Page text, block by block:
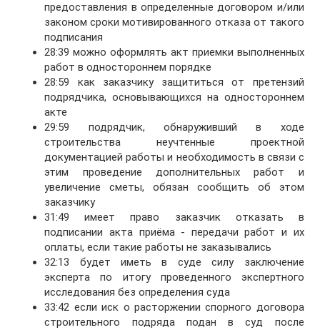
предоставления в определенные договором и/или
законом сроки мотивированного отказа от такого
подписания
28:39 можно оформлять акт приемки выполненных
работ в одностороннем порядке
28:59 как заказчику защититься от претензий
подрядчика, основывающихся на одностороннем
акте
29:59 подрядчик, обнаруживший в ходе
строительства неучтенные проектной
документацией работы и необходимость в связи с
этим проведение дополнительных работ и
увеличение сметы, обязан сообщить об этом
заказчику
31:49 имеет право заказчик отказать в
подписании акта приёма - передачи работ и их
оплаты, если такие работы не заказывались
32:13 будет иметь в суде силу заключение
эксперта по итогу проведенного экспертного
исследования без определения суда
33:42 если иск о расторжении спорного договора
строительного подряда подан в суд после